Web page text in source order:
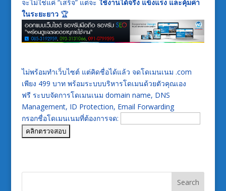
จะไม่ใช่แค่ “เสร็จ” แต่จะ ใช้งานได้จริง แข็งแรง และคุ้มค่า
ในระยะยาว🏆
ไม่พร้อมทำเว็บไซต์ แต่คิดชื่อได้แล้ว จดโดเมนเนม .com
เพียง 499 บาท พร้อมระบบบริหารโดเมนด้วยตัวคุณเอง
ฟรี ระบบจัดการโดเมนเนม domain name, DNS
Management, ID Protection, Email Forwarding
กรอกชื่อโดเมนเนมที่ต้องการจด: